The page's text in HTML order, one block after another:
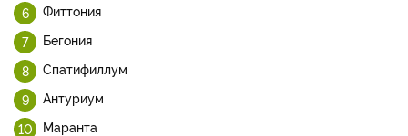
Фиттония
Бегония
Спатифиллум
Антуриум
Маранта